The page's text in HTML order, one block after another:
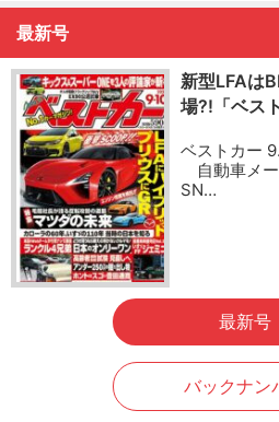
最新号
新型LFAは
場?!「ベス
ベストカー
自動車メ
SN…
最新号
バックナン